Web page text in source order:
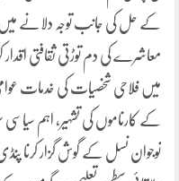
کے حل کی جانب توجہ دلانے
معاشرے کی دم توڑتی ثقافتی اقدار
میں فلاحی شخصیات کی خدمات
کے کارناموں کی تشہیر، اہم
نوجوان نسل کے گوش گزار کرنا